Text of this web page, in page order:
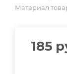
Материал
185